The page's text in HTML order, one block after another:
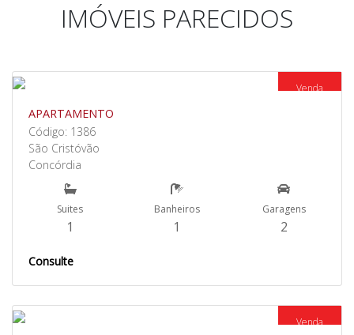
IMÓVEIS PARECIDOS
Venda
APARTAMENTO
Código: 1386
São Cristóvão
Concórdia
Suites
1
Banheiros
1
Garagens
2
Consulte
Venda